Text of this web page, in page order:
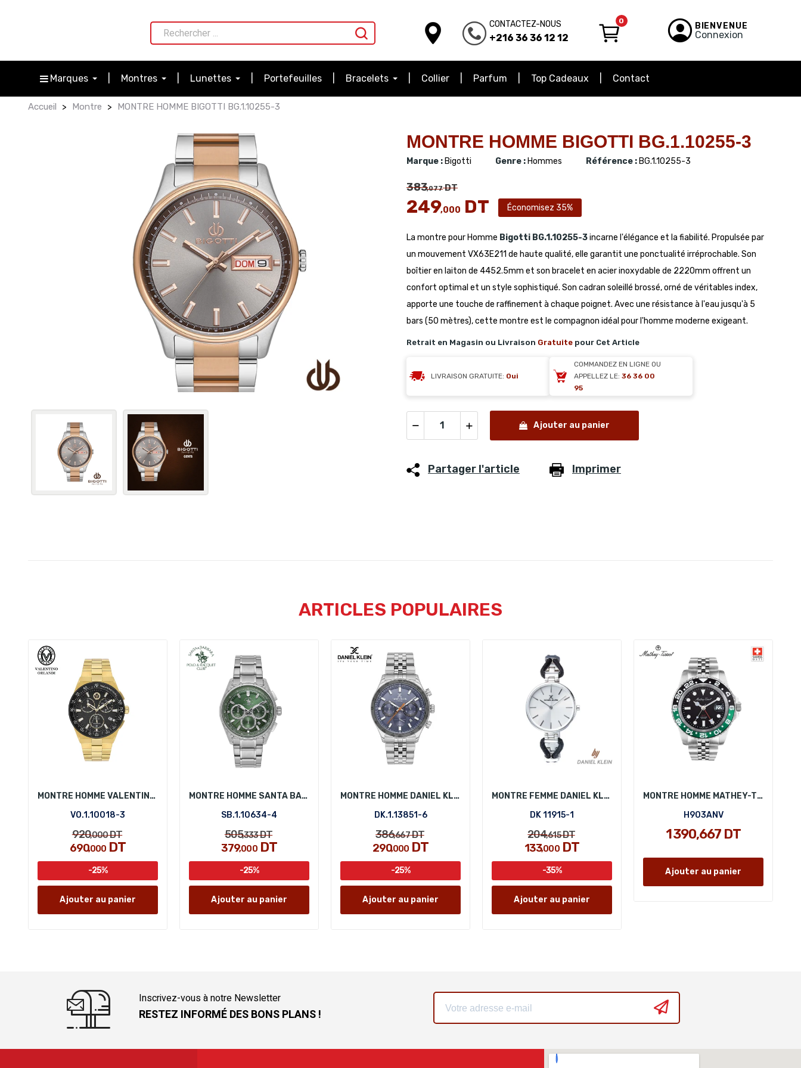
CONTACTEZ-NOUS
+216 36 36 12 12
0 BIENVENUE
Connexion
Marques Montres Lunettes Portefeuilles Bracelets Collier Parfum Top Cadeaux Contact
Accueil Montre MONTRE HOMME BIGOTTI BG.1.10255-3
MONTRE HOMME BIGOTTI BG.1.10255-3
Marque : Bigotti Genre : Hommes Référence : BG.1.10255-3
383,077DT
249,000 DT Économisez 35%
La montre pour Homme Bigotti BG.1.10255-3incarne l'élégance et la fiabilité. Propulsée par
un mouvement VX63E211 de haute qualité, elle garantit une ponctualité irréprochable. Son
boîtier en laiton de 4452.5mm et son bracelet en acier inoxydable de 2220mm offrent un
confort optimal et un style sophistiqué. Son cadran soleillé brossé, orné de véritables index,
apporte une touche de raffinement à chaque poignet. Avec une résistance à l'eau jusqu'à 5
bars (50 mètres), cette montre est le compagnon idéal pour l'homme moderne exigeant.
Retrait en Magasin ou Livraison Gratuite pour Cet Article
LIVRAISON GRATUITE: Oui
COMMANDEZ EN LIGNE OU
APPELLEZ LE: 36 36 00
95
Ajouter au panier
Partager l'article Imprimer
ARTICLES POPULAIRES
MONTRE HOMME VALENTINO ORLANDI VO.1.10018-3
VO.1.10018-3
920,000DT
690,000 DT
-25%
Ajouter au panier
MONTRE HOMME SANTA BARBARA POLO SB.1.10634-4
SB.1.10634-4
505,333DT
379,000DT
-25%
Ajouter au panier
MONTRE HOMME DANIEL KLEIN DK.1.13851-6
DK.1.13851-6
386,667DT
290,000 DT
-25%
Ajouter au panier
MONTRE FEMME DANIEL KLEIN DK 11915-1
DK 11915-1
204,615DT
133,000DT
-35%
Ajouter au panier
MONTRE HOMME MATHEY-TISSOT H903ANV
H903ANV
1 390,667 DT
Ajouter au panier
Inscrivez-vous à notre Newsletter
RESTEZ INFORMÉ DES BONS PLANS !